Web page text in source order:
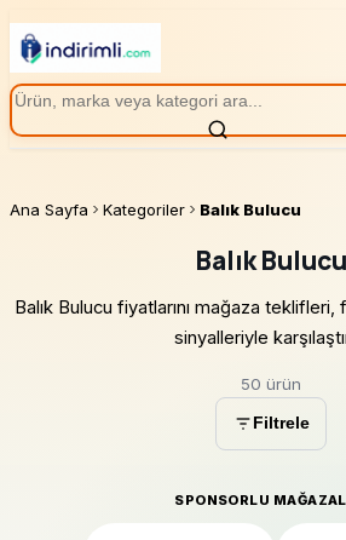
Ana Sayfa Kategoriler Balık Bulucu
Balık Bulucu
Balık Bulucu fiyatlarını mağaza
sinyalleriyle
50 ürün
Filtrele
SPONSORLU